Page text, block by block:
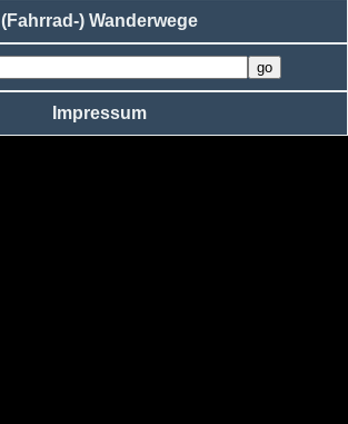
(Fahrrad-) Wanderwege
Impressum